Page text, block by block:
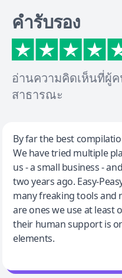
คำรับรอง
อ่านความคิดเห็นที่ผู้
สาธารณะ
Jeff Wilson
By far the best compilation
By far the best
We have tried multiple
us - a small business -
two years ago. Easy-
many freaking tools and
are ones we use at least
their human support is
elements.